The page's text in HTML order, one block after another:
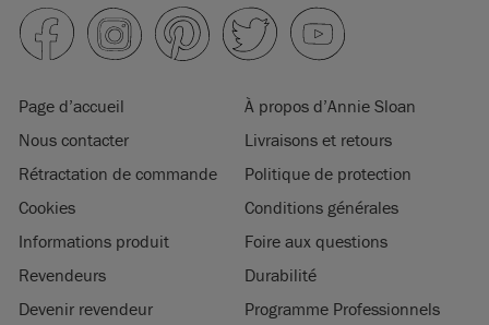
Page d’accueil
À propos d’Annie Sloan
Nous contacter
Livraisons et retours
Rétractation de commande
Politique de protection
Cookies
Conditions générales
Informations produit
Foire aux questions
Revendeurs
Durabilité
Devenir revendeur
Programme Professionnels